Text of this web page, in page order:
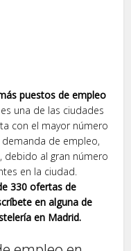
puestos de empleo
una de las ciudades
con el mayor número
de empleo,
, debido al gran número
en la ciudad.
330 ofertas de
en alguna de
en Madrid.